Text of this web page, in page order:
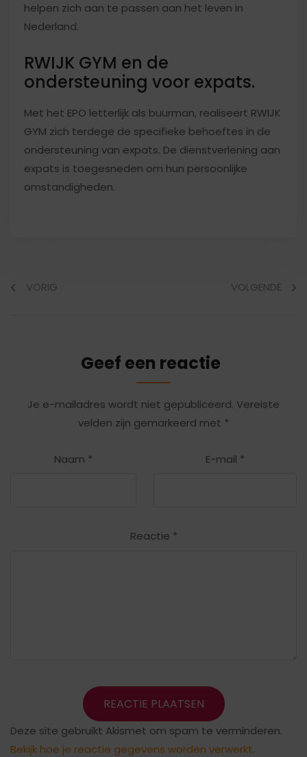
helpen zich aan te passen aan het leven in
Nederland.
RWIJK GYM en de
ondersteuning voor expats.
Met het EPO letterlijk als buurman, realiseert RWIJK
GYM zich terdege de specifieke behoeftes in de
ondersteuning van expats. De dienstverlening aan
expats is toegesneden om hun persoonlijke
omstandigheden.
VORIG VOLGENDE
Geef een reactie
Je e-mailadres wordt niet gepubliceerd. Vereiste
velden zijn gemarkeerd met *
Naam * E-mail *
Reactie *
Deze site gebruikt Akismet om spam te verminderen.
Bekijk hoe je reactie gegevens worden verwerkt.